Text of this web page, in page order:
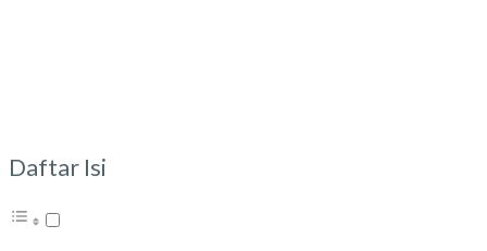
Daftar Isi